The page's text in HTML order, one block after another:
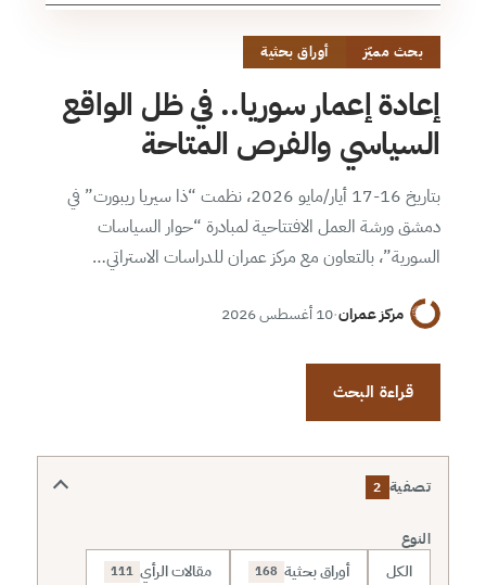
بحث مميّز أوراق بحثية
إعادة إعمار سوريا.. في ظل الواقع
السياسي والفرص المتاحة
بتاريخ 16-17 أيار/مايو 2026، نظمت “ذا سيريا ريبورت” في
دمشق ورشة العمل الافتتاحية لمبادرة “حوار السياسات
السورية”، بالتعاون مع مركز عمران للدراسات الاستراتي…
مركز عمران·10 أغسطس 2026
قراءة البحث
تصفية 2
النوع
الكل أوراق بحثية 168 مقالات الرأي 111